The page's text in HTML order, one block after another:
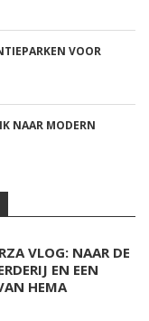
VOOR
NAAR MODERN
VLOG: NAAR DE
EN EEN
HEMA